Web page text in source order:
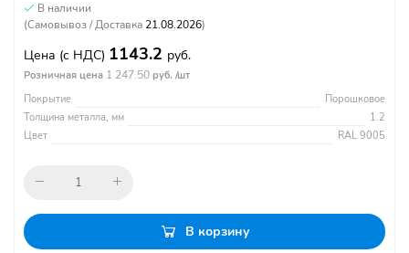
В наличии
(Самовывоз / Доставка 21.08.2026)
Цена (с НДС) 1143.2 руб.
Розничная цена 1 247.50 руб. /шт
Покрытие
Порошковое
Толщина металла, мм
1.2
Цвет
RAL 9005
В корзину